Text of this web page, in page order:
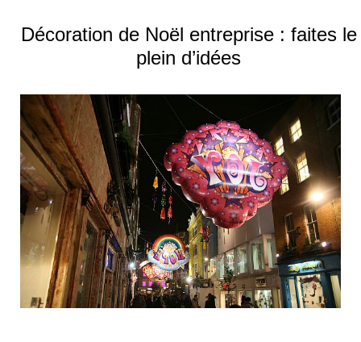
Décoration de Noël entreprise : faites le
plein d’idées